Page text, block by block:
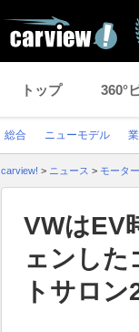
トップ 360°
総合 ニューモデル
carview! > ニュース > モータ
VWはEV
ェンした
トサロン